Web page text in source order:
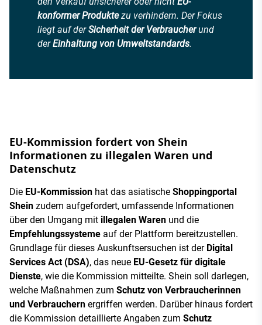
konformer Produktezu verhindern. Der Fokus
liegt auf derSicherheit der Verbraucherund
derEinhaltung von Umweltstandards.
EU-Kommission fordert von Shein
Informationen zu illegalen Waren und
Datenschutz
Die EU-Kommission hat das asiatische Shoppingportal
Shein zudem aufgefordert, umfassende Informationen
über den Umgang mit illegalen Waren und die
Empfehlungssysteme auf der Plattform bereitzustellen.
Grundlage für dieses Auskunftsersuchen ist der Digital
Services Act (DSA), das neue EU-Gesetz für digitale
Dienste, wie die Kommission mitteilte. Shein soll darlegen,
welche Maßnahmen zum Schutz von Verbraucherinnen
und Verbrauchern ergriffen werden. Darüber hinaus fordert
die Kommission detaillierte Angaben zum Schutz